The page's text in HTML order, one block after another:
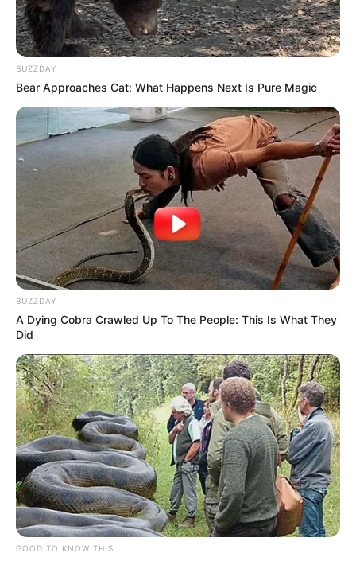
BUZZDAY
Bear Approaches Cat: What Happens Next Is Pure Magic
BUZZDAY
A Dying Cobra Crawled Up To The People: This Is What They
Did
GOOD TO KNOW THIS